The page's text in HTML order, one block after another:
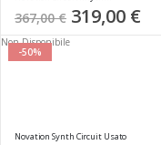
367,00 € Special
Price
319,00 €
-50%
Non Disponibile
Novation Synth Circuit Usato